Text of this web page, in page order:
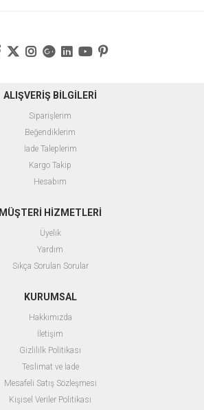
ALIŞVERİŞ BİLGİLERİ
Siparişlerim
Beğendiklerim
İade Taleplerim
Kargo Takip
Hesabım
MÜŞTERİ HİZMETLERİ
Üyelik
Yardım
Sıkça Sorulan Sorular
KURUMSAL
Hakkımızda
İletişim
Gizlililk Politikası
Teslimat ve İade
Mesafeli Satış Sözleşmesi
Kişisel Veriler Politikası